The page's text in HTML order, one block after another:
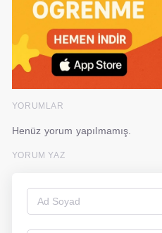
YORUMLAR
Henüz yorum yapılmamış.
YORUM YAZ